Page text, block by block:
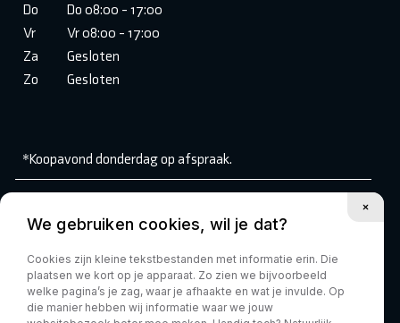
Do
Do 08:00 - 17:00
Vr
Vr 08:00 - 17:00
Za
Gesloten
Zo
Gesloten
*Koopavond donderdag op afspraak.
Volg ons:
We gebruiken cookies, wil je dat?
Cookies zijn kleine tekstbestanden met informatie erin. Die
plaatsen we kort op je apparaat. Zo zien we bijvoorbeeld
welke pagina’s je zag, waar je afhaakte en wat je invulde. Op
die manier hebben wij informatie waar we jouw